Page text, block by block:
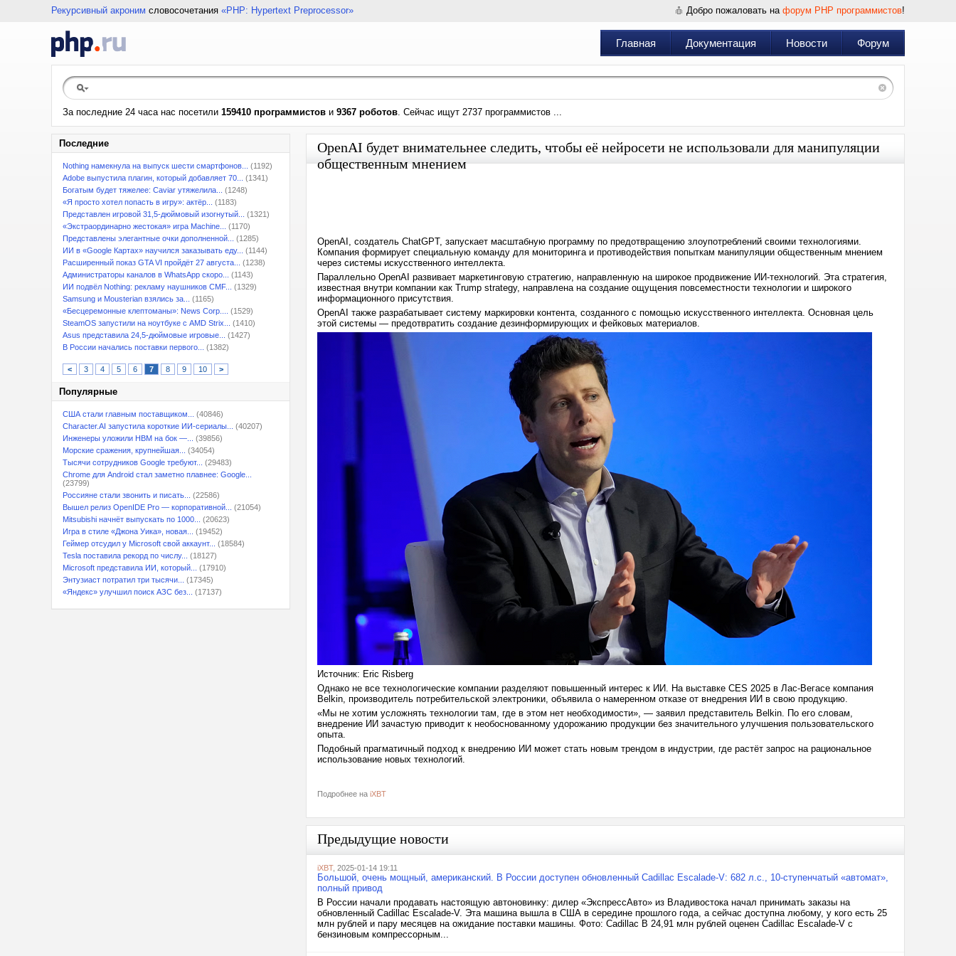
Рекурсивный акроним словосочетания «PHP: Hypertext Preprocessor» Добро пожаловать на форум PHP программистов!
Главная Документация Новости Форум
За последние 24 часа нас посетили 159410 программистов и 9367 роботов. Сейчас ищут 2737 программистов ...
Последние
Nothing намекнула на выпуск шести смартфонов...
(1192)
Adobe выпустила плагин, который добавляет 70...
(1341)
Богатым будет тяжелее: Caviar утяжелила...
(1248)
«Я просто хотел попасть в игру»: актёр...
(1183)
Представлен игровой 31,5-дюймовый изогнутый...
(1321)
«Экстраординарно жестокая» игра Machine...
(1170)
Представлены элегантные очки дополненной...
(1285)
ИИ в «Google Картах» научился заказывать еду...
(1144)
Расширенный показ GTA VI пройдёт 27 августа...
(1238)
Администраторы каналов в WhatsApp скоро...
(1143)
ИИ подвёл Nothing: рекламу наушников CMF...
(1329)
Samsung и Mousterian взялись за...
(1165)
«Бесцеремонные клептоманы»: News Corp....
(1529)
SteamOS запустили на ноутбуке с AMD Strix...
(1410)
Asus представила 24,5-дюймовые игровые...
(1427)
В России начались поставки первого...
(1382)
< 3 4 5 6 7 8 9 10 >
Популярные
США стали главным поставщиком...
(40846)
Character.AI запустила короткие ИИ-сериалы...
(40207)
Инженеры уложили HBM на бок —...
(39856)
Морские сражения, крупнейшая...
(34054)
Тысячи сотрудников Google требуют...
(29483)
Chrome для Android стал заметно плавнее: Google...
(23799)
Россияне стали звонить и писать...
(22586)
Вышел релиз OpenIDE Pro — корпоративной...
(21054)
Mitsubishi начнёт выпускать по 1000...
(20623)
Игра в стиле «Джона Уика», новая...
(19452)
Геймер отсудил у Microsoft свой аккаунт...
(18584)
Tesla поставила рекорд по числу...
(18127)
Microsoft представила ИИ, который...
(17910)
Энтузиаст потратил три тысячи...
(17345)
«Яндекс» улучшил поиск АЗС без...
(17137)
OpenAI будет внимательнее следить, чтобы её нейросети не использовали для манипуляции
общественным мнением
OpenAI, создатель ChatGPT, запускает масштабную программу по предотвращению злоупотреблений своими технологиями.
Компания формирует специальную команду для мониторинга и противодействия попыткам манипуляции общественным мнением
через системы искусственного интеллекта.
Параллельно OpenAI развивает маркетинговую стратегию, направленную на широкое продвижение ИИ-технологий. Эта стратегия,
известная внутри компании как Trump strategy, направлена на создание ощущения повсеместности технологии и широкого
информационного присутствия.
OpenAI также разрабатывает систему маркировки контента, созданного с помощью искусственного интеллекта. Основная цель
этой системы — предотвратить создание дезинформирующих и фейковых материалов.
Источник: Eric Risberg
Однако не все технологические компании разделяют повышенный интерес к ИИ. На выставке CES 2025 в Лас-Вегасе компания
Belkin, производитель потребительской электроники, объявила о намеренном отказе от внедрения ИИ в свою продукцию.
«Мы не хотим усложнять технологии там, где в этом нет необходимости», — заявил представитель Belkin. По его словам,
внедрение ИИ зачастую приводит к необоснованному удорожанию продукции без значительного улучшения пользовательского
опыта.
Подобный прагматичный подход к внедрению ИИ может стать новым трендом в индустрии, где растёт запрос на рациональное
использование новых технологий.
Подробнее на iXBT
Предыдущие новости
iXBT, 2025-01-14 19:11
Большой, очень мощный, американский. В России доступен обновленный Cadillac Escalade-V: 682 л.с., 10-ступенчатый «автомат»,
полный привод
В России начали продавать настоящую автоновинку: дилер «ЭкспрессАвто» из Владивостока начал принимать заказы на
обновленный Cadillac Escalade-V. Эта машина вышла в США в середине прошлого года, а сейчас доступна любому, у кого есть 25
млн рублей и пару месяцев на ожидание поставки машины. Фото: Cadillac В 24,91 млн рублей оценен Cadillac Escalade-V с
бензиновым компрессорным...